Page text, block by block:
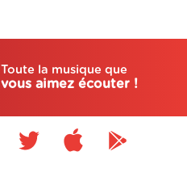
Toute la musique que
vous aimez écouter !